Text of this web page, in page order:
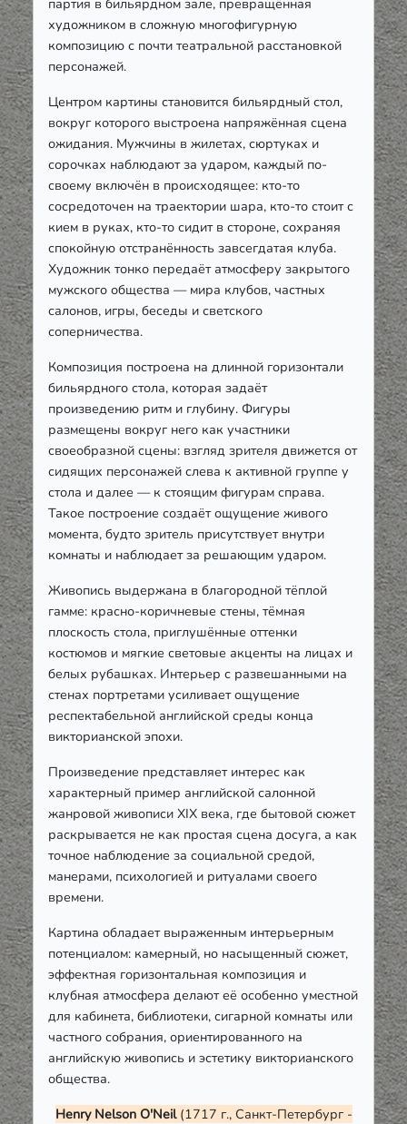
художником в сложную многофигурную
композицию с почти театральной расстановкой
персонажей.
Центром картины становится бильярдный стол,
вокруг которого выстроена напряжённая сцена
ожидания. Мужчины в жилетах, сюртуках и
сорочках наблюдают за ударом, каждый по-
своему включён в происходящее: кто-то
сосредоточен на траектории шара, кто-то стоит с
кием в руках, кто-то сидит в стороне, сохраняя
спокойную отстранённость завсегдатая клуба.
Художник тонко передаёт атмосферу закрытого
мужского общества — мира клубов, частных
салонов, игры, беседы и светского
соперничества.
Композиция построена на длинной горизонтали
бильярдного стола, которая задаёт
произведению ритм и глубину. Фигуры
размещены вокруг него как участники
своеобразной сцены: взгляд зрителя движется от
сидящих персонажей слева к активной группе у
стола и далее — к стоящим фигурам справа.
Такое построение создаёт ощущение живого
момента, будто зритель присутствует внутри
комнаты и наблюдает за решающим ударом.
Живопись выдержана в благородной тёплой
гамме: красно-коричневые стены, тёмная
плоскость стола, приглушённые оттенки
костюмов и мягкие световые акценты на лицах и
белых рубашках. Интерьер с развешанными на
стенах портретами усиливает ощущение
респектабельной английской среды конца
викторианской эпохи.
Произведение представляет интерес как
характерный пример английской салонной
жанровой живописи XIX века, где бытовой сюжет
раскрывается не как простая сцена досуга, а как
точное наблюдение за социальной средой,
манерами, психологией и ритуалами своего
времени.
Картина обладает выраженным интерьерным
потенциалом: камерный, но насыщенный сюжет,
эффектная горизонтальная композиция и
клубная атмосфера делают её особенно уместной
для кабинета, библиотеки, сигарной комнаты или
частного собрания, ориентированного на
английскую живопись и эстетику викторианского
общества.
Henry Nelson O'Neil (1717 г., Санкт-Петербург -